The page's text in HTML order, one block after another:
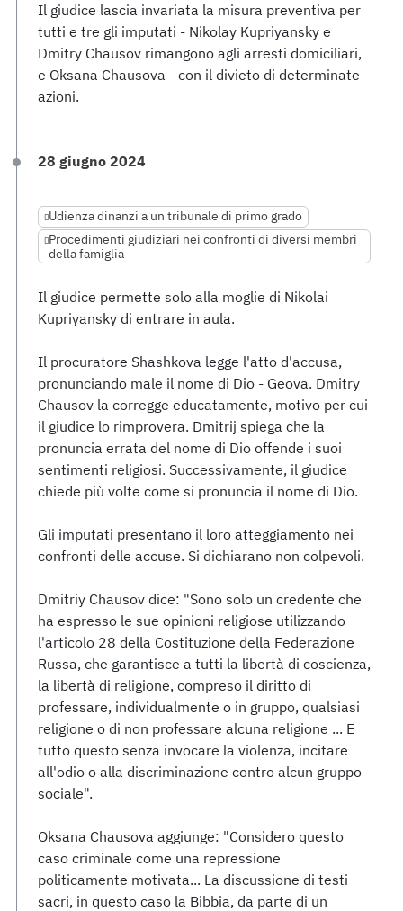
Il giudice lascia invariata la misura preventiva per
tutti e tre gli imputati - Nikolay Kupriyansky e
Dmitry Chausov rimangono agli arresti domiciliari,
e Oksana Chausova - con il divieto di determinate
azioni.
28 giugno 2024
Udienza dinanzi a un tribunale di primo grado
Procedimenti giudiziari nei confronti di diversi membri
della famiglia
Il giudice permette solo alla moglie di Nikolai
Kupriyansky di entrare in aula.
Il procuratore Shashkova legge l'atto d'accusa,
pronunciando male il nome di Dio - Geova. Dmitry
Chausov la corregge educatamente, motivo per cui
il giudice lo rimprovera. Dmitrij spiega che la
pronuncia errata del nome di Dio offende i suoi
sentimenti religiosi. Successivamente, il giudice
chiede più volte come si pronuncia il nome di Dio.
Gli imputati presentano il loro atteggiamento nei
confronti delle accuse. Si dichiarano non colpevoli.
Dmitriy Chausov dice: "Sono solo un credente che
ha espresso le sue opinioni religiose utilizzando
l'articolo 28 della Costituzione della Federazione
Russa, che garantisce a tutti la libertà di coscienza,
la libertà di religione, compreso il diritto di
professare, individualmente o in gruppo, qualsiasi
religione o di non professare alcuna religione ... E
tutto questo senza invocare la violenza, incitare
all'odio o alla discriminazione contro alcun gruppo
sociale".
Oksana Chausova aggiunge: "Considero questo
caso criminale come una repressione
politicamente motivata... La discussione di testi
sacri, in questo caso la Bibbia, da parte di un